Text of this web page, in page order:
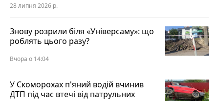
28 липня 2026 р.
Знову розрили біля «Універсаму»: що
роблять цього разу?
Вчора о 14:04
У Скоморохах п'яний водій вчинив
ДТП під час втечі від патрульних